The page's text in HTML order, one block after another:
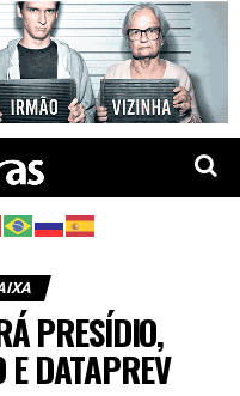
PRESÍDIO,
E DATAPREV